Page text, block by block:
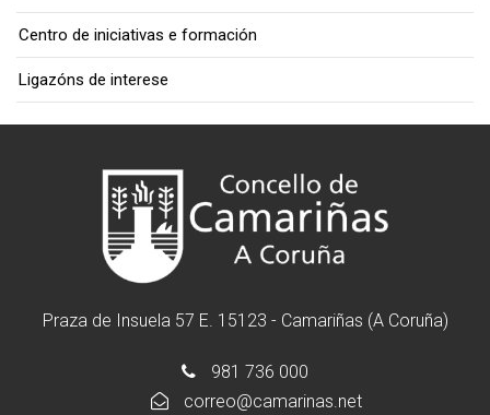
Centro de iniciativas e formación
Ligazóns de interese
Praza de Insuela 57 E. 15123 - Camariñas (A Coruña)
981 736 000
correo@camarinas.net